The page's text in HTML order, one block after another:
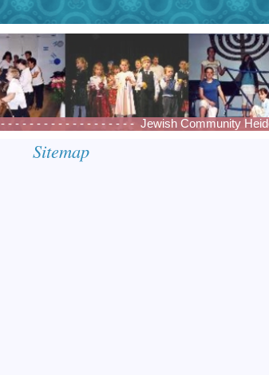
- - - - - - - - - - - - - - - - - Jewish Community
Sitemap